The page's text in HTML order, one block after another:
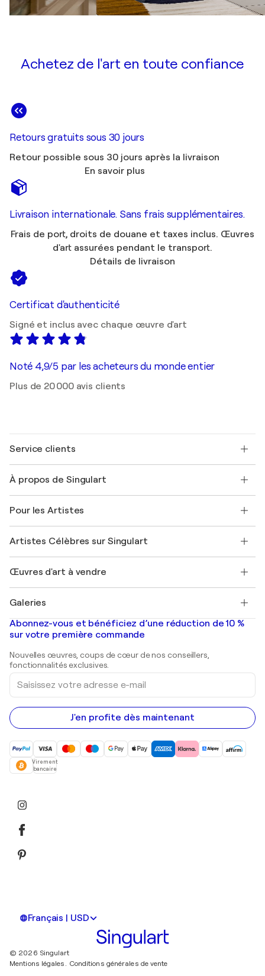
Achetez de l'art en toute confiance
Retours gratuits sous 30 jours
Retour possible sous 30 jours après la livraison
En savoir plus
Livraison internationale. Sans frais supplémentaires.
Frais de port, droits de douane et taxes inclus. Œuvres
d'art assurées pendant le transport.
Détails de livraison
Certificat d'authenticité
Signé et inclus avec chaque œuvre d'art
Noté 4,9/5 par les acheteurs du monde entier
Plus de 20 000 avis clients
Service clients
Expédition
Offrir une carte cadeau
Rejoignez notre programme commercial
Mon compte
+33 1 76 44 06 42
À propos de Singulart
FAQ
Magazine Singulart
Emplois
Découvrez une sélection d'art original
Pour les Artistes
Se connecter en tant qu'Artiste
Artistes Célèbres sur Singulart
Marc Chagall
Banksy
Mr. Brainwash
Shepard Fairey
Œuvres d'art à vendre
Tableaux abstraits à vendre
Peintures de paysage
Estampes
Peintures acryliques
Galeries
Galeries d'art en France
Galeries d'art en Belgique
Abonnez-vous et bénéficiez d’une réduction de 10 %
sur votre première commande
Nouvelles œuvres, coups de cœur de nos conseillers,
fonctionnalités exclusives.
Saisissez
votre
adresse
e-
mail
J'en profite dès maintenant
Virement
bancaire
Français | USD
© 2026 Singulart
Mentions légales.
Conditions générales de vente